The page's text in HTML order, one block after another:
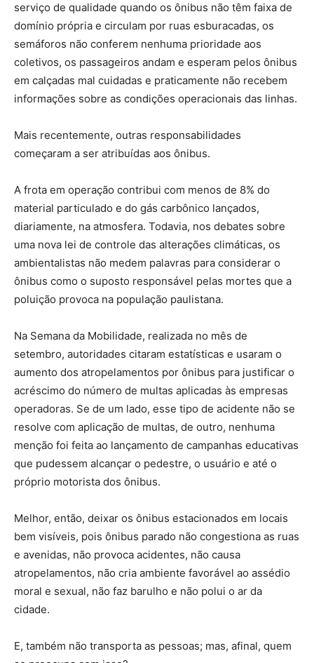
serviço de qualidade quando os ônibus não têm faixa de
domínio própria e circulam por ruas esburacadas, os
semáforos não conferem nenhuma prioridade aos
coletivos, os passageiros andam e esperam pelos ônibus
em calçadas mal cuidadas e praticamente não recebem
informações sobre as condições operacionais das linhas.
Mais recentemente, outras responsabilidades
começaram a ser atribuídas aos ônibus.
A frota em operação contribui com menos de 8% do
material particulado e do gás carbônico lançados,
diariamente, na atmosfera. Todavia, nos debates sobre
uma nova lei de controle das alterações climáticas, os
ambientalistas não medem palavras para considerar o
ônibus como o suposto responsável pelas mortes que a
poluição provoca na população paulistana.
Na Semana da Mobilidade, realizada no mês de
setembro, autoridades citaram estatísticas e usaram o
aumento dos atropelamentos por ônibus para justificar o
acréscimo do número de multas aplicadas às empresas
operadoras. Se de um lado, esse tipo de acidente não se
resolve com aplicação de multas, de outro, nenhuma
menção foi feita ao lançamento de campanhas educativas
que pudessem alcançar o pedestre, o usuário e até o
próprio motorista dos ônibus.
Melhor, então, deixar os ônibus estacionados em locais
bem visíveis, pois ônibus parado não congestiona as ruas
e avenidas, não provoca acidentes, não causa
atropelamentos, não cria ambiente favorável ao assédio
moral e sexual, não faz barulho e não polui o ar da
cidade.
E, também não transporta as pessoas; mas, afinal, quem